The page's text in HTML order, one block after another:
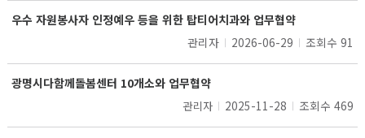
우수 자원봉사자 인정예우 등을 위한 탑티어치과와 업무협약
조회수 91
2026-06-29
관리자
광명시다함께돌봄센터 10개소와 업무협약
조회수 469
2025-11-28
관리자